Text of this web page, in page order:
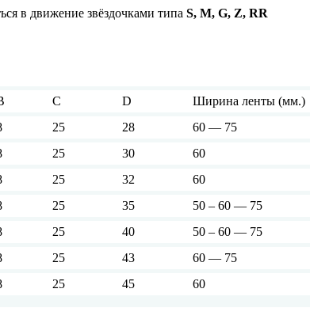
в движение звёздочками типа S, M, G, Z, RR
C D
Ширина ленты (мм.)
25 28
60 — 75
25 30
60
25 32
60
25 35
50 – 60 — 75
25 40
50 – 60 — 75
25 43
60 — 75
25 45 60